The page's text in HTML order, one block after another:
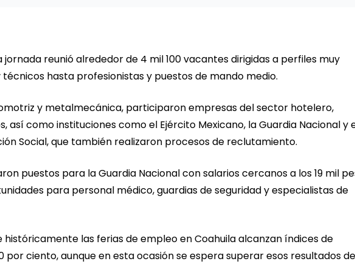
jornada reunió alrededor de 4 mil 100 vacantes dirigidas a perfiles muy
hasta profesionistas y puestos de mando medio.
y metalmecánica, participaron empresas del sector hotelero,
así como instituciones como el Ejército Mexicano, la Guardia Nacional y
Social, que también realizaron procesos de reclutamiento.
puestos para la Guardia Nacional con salarios cercanos a los 19 mil
para personal médico, guardias de seguridad y especialistas de
históricamente las ferias de empleo en Coahuila alcanzan índices de
por ciento, aunque en esta ocasión se espera superar esos resultados